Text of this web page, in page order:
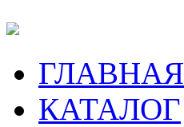
ГЛАВНАЯ
КАТАЛОГ